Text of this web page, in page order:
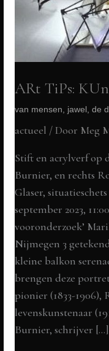
ARt TiPs:
van mensen, jawel, de
actueel / Door Meg
Stift en acrylverf op
Burnier, en rechts
Glaser,
september 2023,
vooronderzoek’
Nijmegen 3
kleine balkon
brengen deze
pionier (1833-1906),
levenskunstenaar
Burnier, schrijver […]